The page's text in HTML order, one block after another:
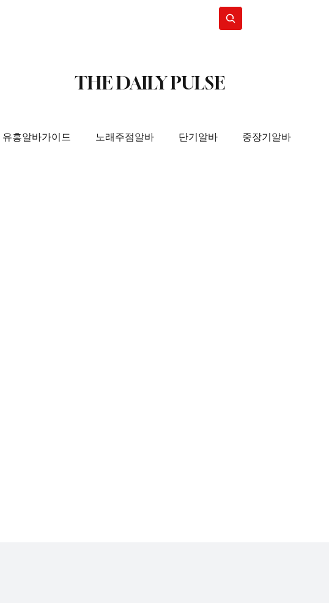
THE DAILY PULSE
유흥알바가이드 노래주점알바 단기알바 중장기알바